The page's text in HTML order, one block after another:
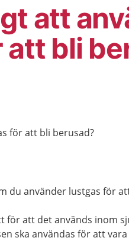
att
bli
för att bli berusad?
du använder lustgas för
för att det används inom
ska användas för att